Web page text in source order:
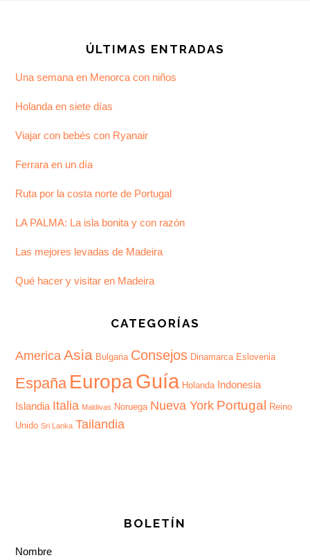
ÚLTIMAS ENTRADAS
Una semana en Menorca con niños
Holanda en siete días
Viajar con bebés con Ryanair
Ferrara en un día
Ruta por la costa norte de Portugal
LA PALMA: La isla bonita y con razón
Las mejores levadas de Madeira
Qué hacer y visitar en Madeira
CATEGORÍAS
America Asia Bulgaria Consejos Dinamarca Eslovenia
España EuropaGuía Holanda Indonesia
Islandia Italia Maldivas Noruega Nueva York Portugal
Reino
Unido Sri Lanka Tailandia
BOLETÍN
Nombre